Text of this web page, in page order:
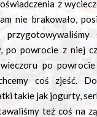
z
nie brakowało,
po powrocie z niej
po powrocie
coś zjeść.
takie jak jogurty,
też coś na